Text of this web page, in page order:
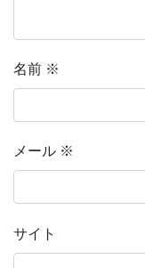
名前 ※
メール ※
サイト